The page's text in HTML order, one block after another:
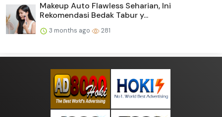
Makeup Auto Flawless Seharian, Ini
Rekomendasi Bedak Tabur y...
3 months ago 281